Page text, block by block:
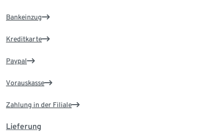
Bankeinzug
Kreditkarte
Paypal
Vorauskasse
Zahlung in der Filiale
Lieferung